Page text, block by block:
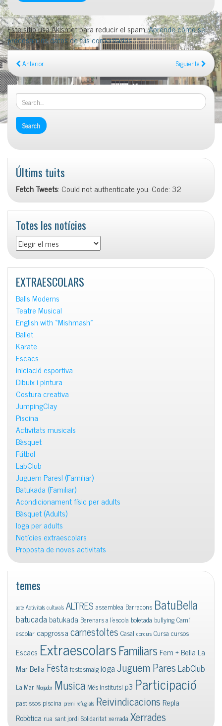
Este sitio usa Akismet para reducir el spam.Aprende cómo se
procesan los datos de tus comentarios.
Anterior Siguiente
Últims tuits
Fetch Tweets: Could not authenticate you. Code: 32
Totes les notícies
Totes
les
notícies
EXTRAESCOLARS
Balls Moderns
Teatre Musical
English with «Mishmash»
Ballet
Karate
Escacs
Iniciació esportiva
Dibuix i pintura
Costura creativa
JumpingClay
Piscina
Activitats musicals
Bàsquet
Fútbol
LabClub
Juguem Pares! (Familiar)
Batukada (Familiar)
Acondicionament físic per adults
Bàsquet (Adults)
Ioga per adults
Notícies extraescolars
Proposta de noves activitats
temes
acte Activitats culturals ALTRES assemblea Barracons BatuBella
batucadabatukada Berenars a l'escola boletada bullyingCamí
escolar capgrossacarnestoltes Casal concurs Cursa cursos
Escacs ExtraescolarsFamiliars Fem + Bella La
Mar Bella FestafestesmaigiogaJuguem ParesLabClub
La Mar Menjador Musica Més Instituts! p3 Participació
pastissos piscina premi refugiats Reivindicacions Repla
Robòtica rua sant jordi Solidaritatxerrada Xerrades